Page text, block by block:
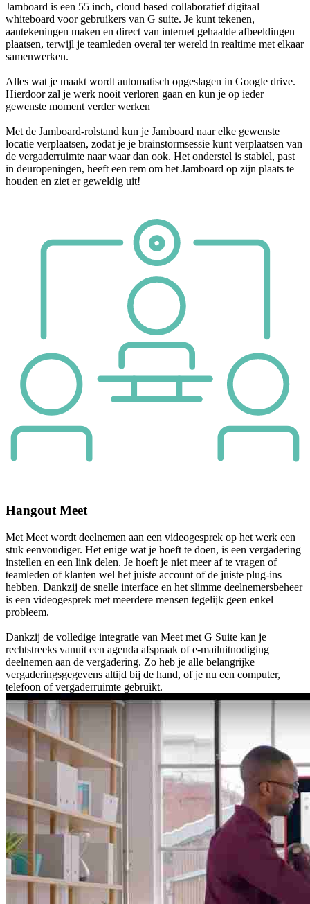
Jamboard is een 55 inch, cloud based collaboratief digitaal
whiteboard voor gebruikers van G suite. Je kunt tekenen,
aantekeningen maken en direct van internet gehaalde afbeeldingen
plaatsen, terwijl je teamleden overal ter wereld in realtime met elkaar
samenwerken.
Alles wat je maakt wordt automatisch opgeslagen in Google drive.
Hierdoor zal je werk nooit verloren gaan en kun je op ieder
gewenste moment verder werken
Met de Jamboard-rolstand kun je Jamboard naar elke gewenste
locatie verplaatsen, zodat je je brainstormsessie kunt verplaatsen van
de vergaderruimte naar waar dan ook. Het onderstel is stabiel, past
in deuropeningen, heeft een rem om het Jamboard op zijn plaats te
houden en ziet er geweldig uit!
Videoconferencing
ruimte
Hangout Meet
Met Meet wordt deelnemen aan een videogesprek op het werk een
stuk eenvoudiger. Het enige wat je hoeft te doen, is een vergadering
instellen en een link delen. Je hoeft je niet meer af te vragen of
teamleden of klanten wel het juiste account of de juiste plug-ins
hebben. Dankzij de snelle interface en het slimme deelnemersbeheer
is een videogesprek met meerdere mensen tegelijk geen enkel
probleem.
Dankzij de volledige integratie van Meet met G Suite kan je
rechtstreeks vanuit een agenda afspraak of e-mailuitnodiging
deelnemen aan de vergadering. Zo heb je alle belangrijke
vergaderingsgegevens altijd bij de hand, of je nu een computer,
telefoon of vergaderruimte gebruikt.